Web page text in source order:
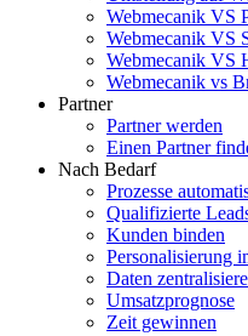
Webmecanik VS
Webmecanik VS
Webmecanik VS
Webmecanik vs
Partner
Partner werden
Einen Partner
Nach Bedarf
Prozesse
Qualifizierte
Kunden binden
Personalisierung
Daten
Umsatzprognose
Zeit gewinnen